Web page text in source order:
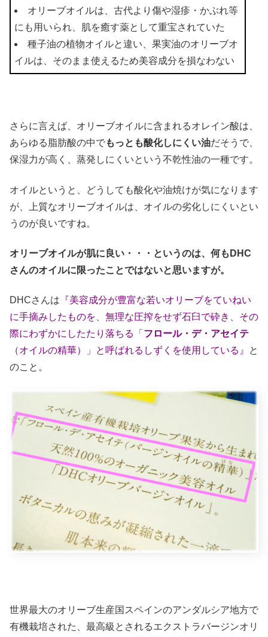
オリーブオイルは、古代より傷や湿疹・かぶれ等
にも用いられ、肌を癒す薬として重宝されていた
種子油の植物オイルと違い、果実油のオリーブオ
イルは、そのまま使えるため美容成分を損なわない
さらに言えば、オリーブオイルに含まれるオレイン酸は、
あらゆる脂肪酸の中でもっとも酸化しにくい油だそうで、
保湿力が高く、蒸発しにくいという不乾性油の一種です。
オイルというと、どうしても酸化や油焼けが気になります
が、上質なオリーブオイルは、オイルの劣化しにくいとい
うのが良いですね。
オリーブオイルが肌に良い・・・というのは、何もDHC
さんのオイルに限ったことではないと思いますが。
DHCさんは 『美容成分が豊富な若いオリーブをていねい
に手摘みしたものを、無理な圧搾をせず石臼で砕き、その
際にわずかにしたたり落ちる「 フロール・デ・アセイテ
（オイルの精華）」と呼ばれるしずくを使用している』
と
のこと。
世界最大のオリーブ生産国スペインのアンダルシア地方で
有機栽培された、最高級とされるエクストラバージンオリ